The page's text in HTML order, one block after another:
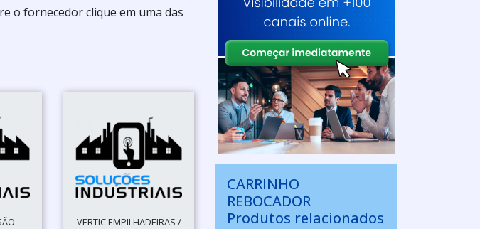
o fornecedor clique em uma das
VERTIC EMPILHADEIRAS /
CARRINHO
REBOCADOR
Produtos relacionados